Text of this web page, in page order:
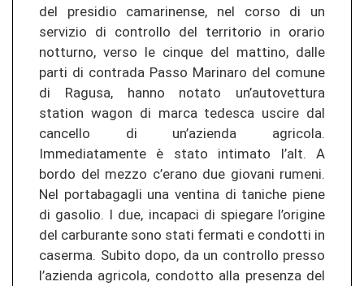
del presidio camarinense, nel corso di un
servizio di controllo del territorio in orario
notturno, verso le cinque del mattino, dalle
parti di contrada Passo Marinaro del comune
di Ragusa, hanno notato un’autovettura
station wagon di marca tedesca uscire dal
cancello di un’azienda agricola.
Immediatamente è stato intimato l’alt. A
bordo del mezzo c’erano due giovani rumeni.
Nel portabagagli una ventina di taniche piene
di gasolio. I due, incapaci di spiegare l’origine
del carburante sono stati fermati e condotti in
caserma. Subito dopo, da un controllo presso
l’azienda agricola, condotto alla presenza del